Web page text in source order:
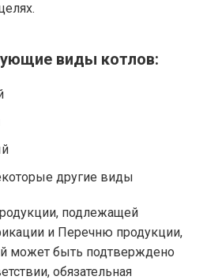
виды котлов:
другие виды
подлежащей
и Перечню продукции,
может быть подтверждено
обязательная